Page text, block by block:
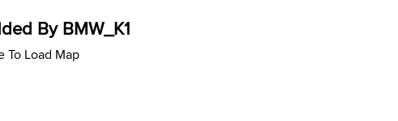
By BMW_K1
To Load Map